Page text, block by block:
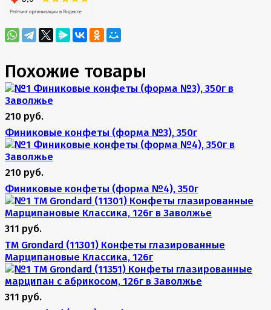
Похожие товары
210 руб.
Финиковые конфеты (форма №3), 350г
210 руб.
Финиковые конфеты (форма №4), 350г
311 руб.
TM Grondard (11301) Конфеты глазированные
Марципановые Классика, 126г
311 руб.